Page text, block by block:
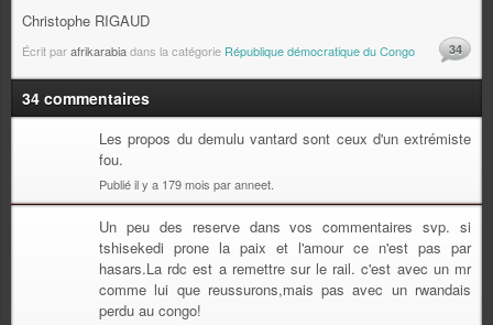
Christophe RIGAUD
Écrit parafrikarabiadans la catégorie République démocratique du Congo 34
34 commentaires
Les propos du demulu vantard sont ceux d'un extrémiste
fou.
Publié il y a 179 mois par anneet.
Un peu des reserve dans vos commentaires svp. si
tshisekedi prone la paix et l'amour ce n'est pas par
hasars.La rdc est a remettre sur le rail. c'est avec un mr
comme lui que reussurons,mais pas avec un rwandais
perdu au congo!